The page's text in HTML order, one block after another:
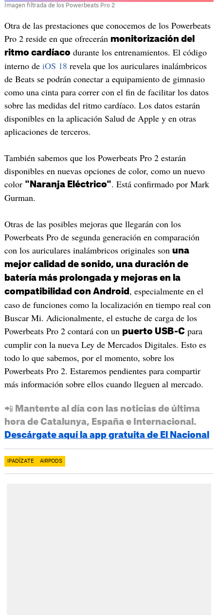
Imagen filtrada de los Powerbeats Pro 2
Otra de las prestaciones que conocemos de los Powerbeats
Pro 2 reside en que ofrecerán monitorización del
ritmo cardíaco durante los entrenamientos. El código
interno de iOS 18 revela que los auriculares inalámbricos
de Beats se podrán conectar a equipamiento de gimnasio
como una cinta para correr con el fin de facilitar los datos
sobre las medidas del ritmo cardíaco. Los datos estarán
disponibles en la aplicación Salud de Apple y en otras
aplicaciones de terceros.
También sabemos que los Powerbeats Pro 2 estarán
disponibles en nuevas opciones de color, como un nuevo
color "Naranja Eléctrico". Está confirmado por Mark
Gurman.
Otras de las posibles mejoras que llegarán con los
Powerbeats Pro de segunda generación en comparación
con los auriculares inalámbricos originales son una
mejor calidad de sonido, una duración de
batería más prolongada y mejoras en la
compatibilidad con Android , especialmente en el
caso de funciones como la localización en tiempo real con
Buscar Mi. Adicionalmente, el estuche de carga de los
Powerbeats Pro 2 contará con un puerto USB-C para
cumplir con la nueva Ley de Mercados Digitales. Esto es
todo lo que sabemos, por el momento, sobre los
Powerbeats Pro 2. Estaremos pendientes para compartir
más información sobre ellos cuando lleguen al mercado.
📲 Mantente al día con las noticias de última
hora de Catalunya, España e Internacional.
Descárgate aquí la app gratuita de El Nacional
IPADÍZATE AIRPODS